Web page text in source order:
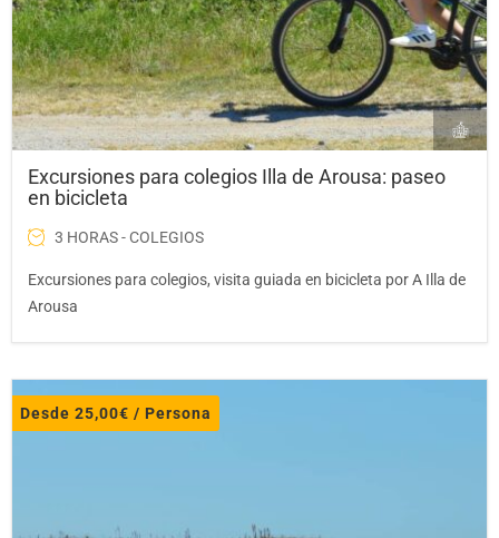
Excursiones para colegios Illa de Arousa: paseo
en bicicleta
3 HORAS - COLEGIOS
Excursiones para colegios, visita guiada en bicicleta por A Illa de
Arousa
Desde 25,00€ / Persona